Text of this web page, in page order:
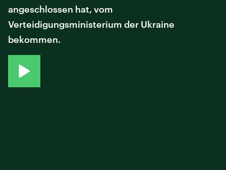
angeschlossen hat, vom
Verteidigungsministerium der Ukraine
bekommen.